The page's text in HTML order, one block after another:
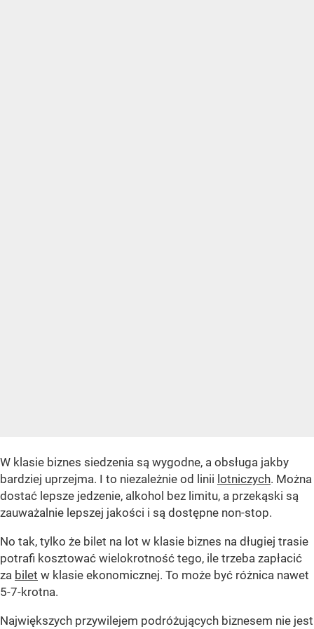
W klasie biznes siedzenia są wygodne, a obsługa jakby
bardziej uprzejma. I to niezależnie od linii lotniczych. Można
dostać lepsze jedzenie, alkohol bez limitu, a przekąski są
zauważalnie lepszej jakości i są dostępne non-stop.
No tak, tylko że bilet na lot w klasie biznes na długiej trasie
potrafi kosztować wielokrotność tego, ile trzeba zapłacić
za bilet w klasie ekonomicznej. To może być różnica nawet
5-7-krotna.
Największych przywilejem podróżujących biznesem nie jest